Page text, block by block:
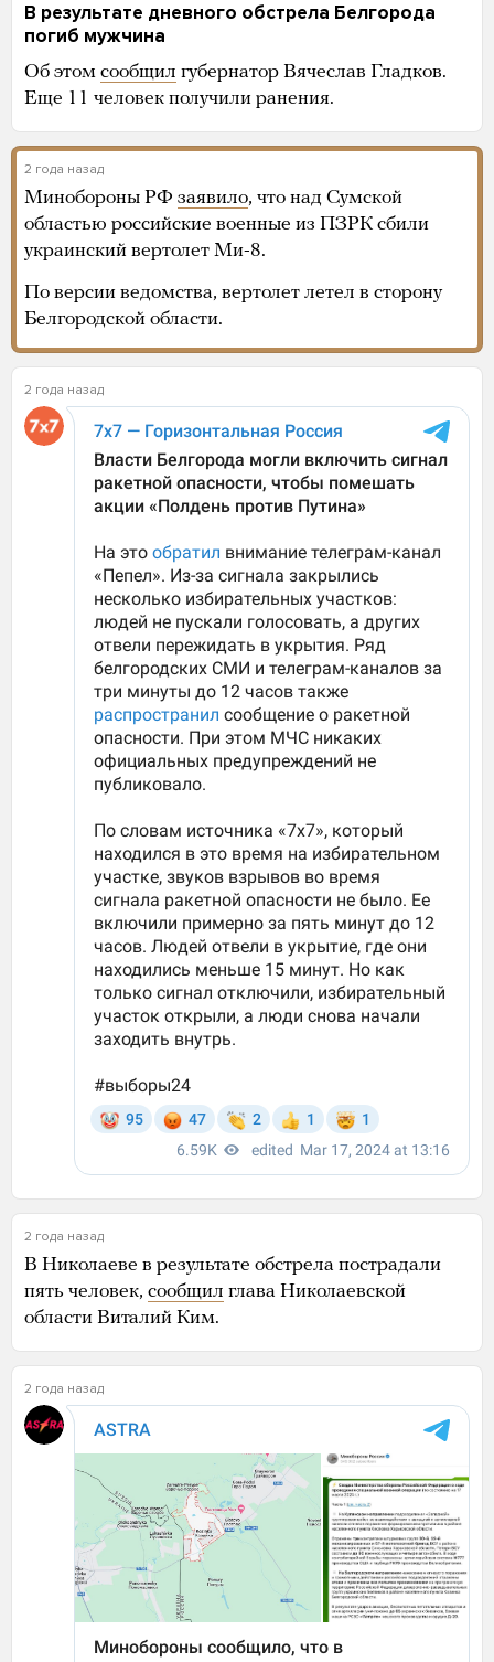
В результате дневного обстрела Белгорода
погиб мужчина
Об этом сообщил губернатор Вячеслав Гладков.
Еще 11 человек получили ранения.
2 года назад
Минобороны РФ заявило, что над Сумской
областью российские военные из ПЗРК сбили
украинский вертолет Ми-8.
По версии ведомства, вертолет летел в сторону
Белгородской области.
2 года назад
2 года назад
В Николаеве в результате обстрела пострадали
пять человек, сообщил глава Николаевской
области Виталий Ким.
2 года назад